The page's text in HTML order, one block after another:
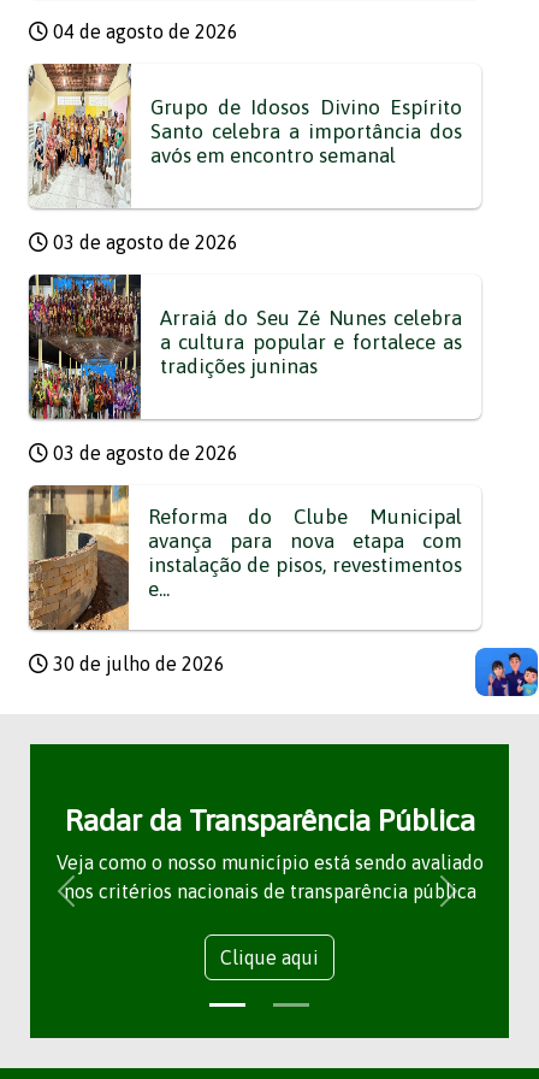
04 de agosto de 2026
Grupo de Idosos Divino Espírito
Santo celebra a importância dos
avós em encontro semanal
03 de agosto de 2026
Arraiá do Seu Zé Nunes celebra
a cultura popular e fortalece as
tradições juninas
03 de agosto de 2026
Reforma do Clube Municipal
avança para nova etapa com
instalação de pisos, revestimentos
e...
30 de julho de 2026
Radar da Transparência Pública
Veja como o nosso município está sendo avaliado
nos critérios nacionais de transparência pública
Clique aqui